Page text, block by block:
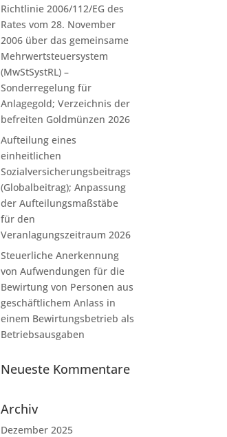
Richtlinie 2006/112/EG des
Rates vom 28. November
2006 über das gemeinsame
Mehrwertsteuersystem
(MwStSystRL) –
Sonderregelung für
Anlagegold; Verzeichnis der
befreiten Goldmünzen 2026
Aufteilung eines
einheitlichen
Sozialversicherungsbeitrags
(Globalbeitrag); Anpassung
der Aufteilungsmaßstäbe
für den
Veranlagungszeitraum 2026
Steuerliche Anerkennung
von Aufwendungen für die
Bewirtung von Personen aus
geschäftlichem Anlass in
einem Bewirtungsbetrieb als
Betriebsausgaben
Neueste Kommentare
Archiv
Dezember 2025